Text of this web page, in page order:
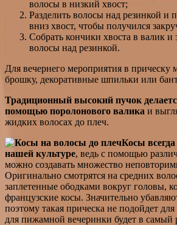
волосы в низкий хвост;
Разделить волосы над резинкой и
вниз хвост, чтобы получился
Собрать кончики хвоста в валик и
волосы над резинкой.
Для вечернего мероприятия в прическу
брошку, декоративные шпильки или
Традиционный высокий пучок
помощью поролонового валика и
жидких волосах до плеч.
Косы
нашей культуре, ведь с помощью
можно создавать множество
Оригинально смотрятся на средних
заплетенные ободками вокруг головы,
французские косы. Значительно
поэтому такая прическа не подойдет
для пижамной вечеринки будет в самый